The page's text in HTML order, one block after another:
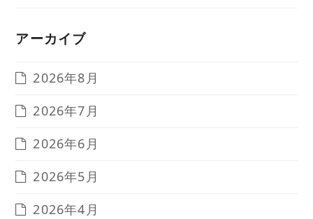
アーカイブ
2026年8月
2026年7月
2026年6月
2026年5月
2026年4月